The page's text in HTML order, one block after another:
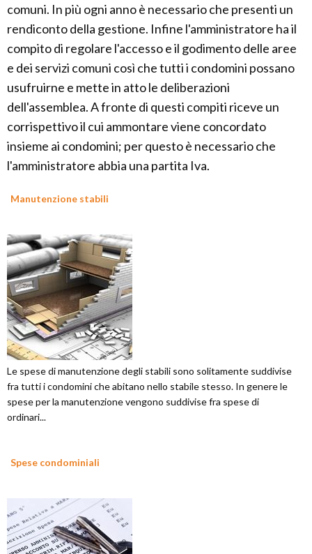
comuni. In più ogni anno è necessario che presenti un
rendiconto della gestione. Infine l'amministratore ha il
compito di regolare l'accesso e il godimento delle aree
e dei servizi comuni così che tutti i condomini possano
usufruirne e mette in atto le deliberazioni
dell'assemblea. A fronte di questi compiti riceve un
corrispettivo il cui ammontare viene concordato
insieme ai condomini; per questo è necessario che
l'amministratore abbia una partita Iva.
Manutenzione stabili
Le spese di manutenzione degli stabili sono solitamente suddivise
fra tutti i condomini che abitano nello stabile stesso. In genere le
spese per la manutenzione vengono suddivise fra spese di
ordinari...
Spese condominiali